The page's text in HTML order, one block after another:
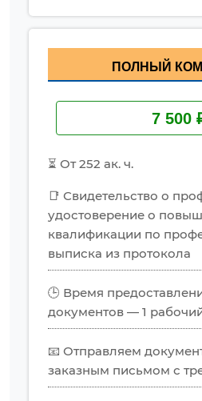
ПОЛНЫЙ
7 500
⏳ От 252 ак. ч.
📑 Свидетельство о
удостоверение о
квалификации по
выписка из протокола
🕒 Время
документов — 1
📧 Отправляем
заказным письмом с